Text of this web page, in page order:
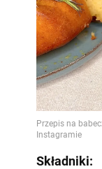
Składniki: